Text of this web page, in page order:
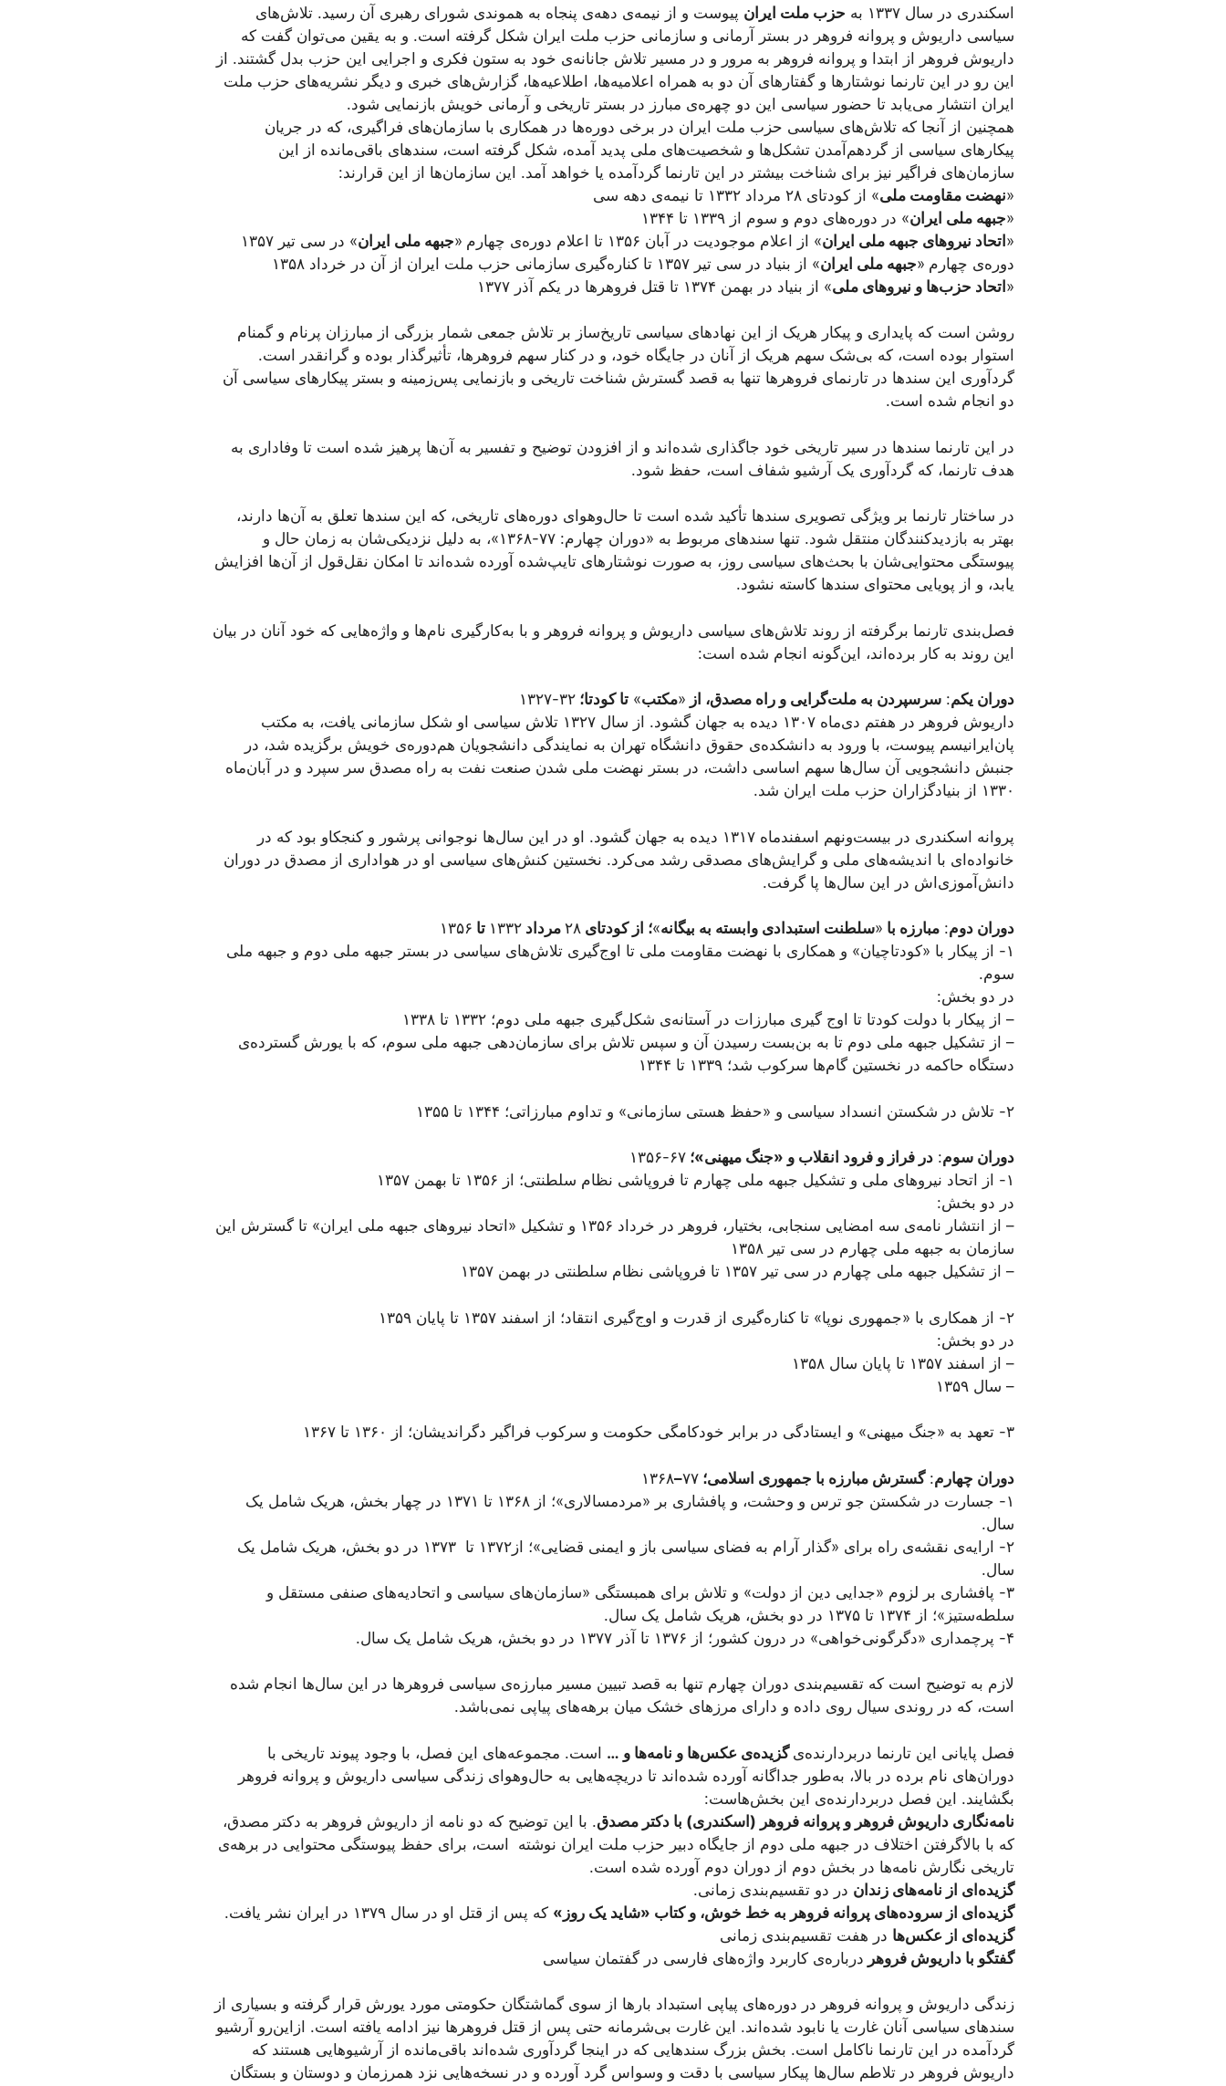
اسکندری در سال ۱۳۳۷ به
حزب ملت ایران پیوست و از نیمه‌ی دهه‌ی پنجاه به هموندی شورای رهبری آن رسید. تلاش‌های
سیاسی داریوش و پروانه فروهر در بستر آرمانی و سازمانی حزب ملت ایران شکل گرفته است. و به یقین می‌توان گفت که
داریوش فروهر از ابتدا و پروانه فروهر به مرور و در مسیر تلاش جانانه‌ی خود به ستون فکری و اجرایی این حزب بدل گشتند. از
این رو در این تارنما نوشتارها و گفتارهای آن دو به همراه اعلامیه‌ها، اطلاعیه‌ها، گزارش‌های خبری و دیگر نشریه‌های حزب ملت
ایران انتشار می‌یابد تا حضور سیاسی این دو چهره‌ی مبارز در بستر تاریخی و آرمانی خویش بازنمایی شود.
همچنین از آنجا که تلاش‌های سیاسی حزب ملت ایران در برخی دوره‌ها در همکاری با سازمان‌های فراگیری، که در جریان
پیکارهای سیاسی از گردهم‌آمدن تشکل‌ها و شخصیت‌های ملی پدید آمده، شکل گرفته است، سندهای باقی‌مانده از این
سازمان‌های فراگیر نیز برای شناخت بیشتر در این تارنما گردآمده یا خواهد آمد. این سازمان‌ها از این قرارند:
«نهضت مقاومت ملی» از کودتای ۲۸ مرداد ۱۳۳۲ تا نیمه‌ی دهه سی
«جبهه ملی ایران» در دوره‌های دوم و سوم از ۱۳۳۹ تا ۱۳۴۴
«اتحاد نیروهای جبهه ملی ایران» از اعلام موجودیت در آبان ۱۳۵۶ تا اعلام دوره‌ی چهارم «جبهه ملی ایران» در سی تیر ۱۳۵۷
دوره‌ی چهارم «جبهه ملی ایران» از بنیاد در سی تیر ۱۳۵۷ تا کناره‌گیری سازمانی حزب ملت ایران از آن در خرداد ۱۳۵۸
«اتحاد حزب‌ها و نیروهای ملی» از بنیاد در بهمن ۱۳۷۴ تا قتل فروهرها در یکم آذر ۱۳۷۷
روشن است که پایداری و پیکار هریک از این نهادهای سیاسی تاریخ‌ساز بر تلاش جمعی شمار بزرگی از مبارزان پرنام و گمنام
استوار بوده است، که بی‌شک سهم هریک از آنان در جایگاه خود، و در کنار سهم فروهرها، تأثیرگذار بوده و گرانقدر است.
گردآوری این سندها در تارنمای فروهرها تنها به قصد گسترش شناخت تاریخی و بازنمایی پس‌زمینه و بستر پیکارهای سیاسی آن
دو انجام شده است.
در این تارنما سندها در سیر تاریخی خود جاگذاری شده‌اند و از افزودن توضیح و تفسیر به آن‌ها پرهیز شده است تا وفاداری به
هدف تارنما، که گردآوری یک آرشیو شفاف است، حفظ شود.
در ساختار تارنما بر ویژگی تصویری سندها تأکید شده است تا حال‌وهوای دوره‌های تاریخی، که این سندها تعلق به آن‌ها دارند،
بهتر به بازدیدکنندگان منتقل شود. تنها سندهای مربوط به «دوران چهارم: ۷۷-۱۳۶۸»، به دلیل نزدیکی‌شان به زمان حال و
پیوستگی محتوایی‌شان با بحث‌های سیاسی روز، به صورت نوشتارهای تایپ‌شده آورده شده‌اند تا امکان نقل‌قول از آن‌ها افزایش
یابد، و از پویایی محتوای سندها کاسته نشود.
فصل‌بندی تارنما برگرفته از روند تلاش‌های سیاسی داریوش و پروانه فروهر و با به‌کارگیری نام‌ها و واژه‌هایی که خود آنان در بیان
این روند به کار برده‌اند، این‌گونه انجام شده است:
دوران یکم: سرسپردن به ملت‌گرایی و راه مصدق، از «مكتب» تا كودتا؛ ۳۲-١٣۲۷
داریوش فروهر در هفتم دی‌ماه ۱۳۰۷ دیده به جهان گشود. از سال ۱۳۲۷ تلاش سیاسی او شکل سازمانی یافت، به مکتب
پان‌ایرانیسم پیوست، با ورود به دانشکده‌ی حقوق دانشگاه تهران به نمایندگی دانشجویان هم‌دوره‌ی خویش برگزیده شد، در
جنبش دانشجویی آن سال‌ها سهم اساسی داشت، در بستر نهضت ملی شدن صنعت نفت به راه مصدق سر سپرد و در آبان‌ماه
۱۳۳۰ از بنیادگزاران حزب ملت ایران شد.
پروانه اسکندری در بیست‌ونهم اسفندماه ۱۳۱۷ دیده به جهان گشود. او در این سال‌ها نوجوانی پرشور و کنجکاو بود که در
خانواده‌ای با اندیشه‌های ملی و گرایش‌های مصدقی رشد می‌کرد. نخستین کنش‌های سیاسی او در هواداری از مصدق در دوران
دانش‌آموزی‌اش در این سال‌ها پا گرفت.
دوران دوم: مبارزه با «سلطنت استبدادی وابسته به بیگانه»؛ از کودتای ۲۸ مرداد ۱۳۳۲ تا ۱۳۵۶
۱- از پیکار با «کودتاچیان» و همکاری با نهضت مقاومت ملی تا اوج‌گیری تلاش‌های سیاسی در بستر جبهه ملی دوم و جبهه ملی
سوم.
در دو بخش:
– از پیکار با دولت کودتا تا اوج گیری مبارزات در آستانه‌ی شکل‌گیری جبهه ملی دوم؛ ۱۳۳۲ تا ۱۳۳۸
– از تشکیل جبهه ملی دوم تا به بن‌بست رسیدن آن و سپس تلاش برای سازمان‌دهی جبهه ملی سوم، که با یورش گسترده‌ی
دستگاه حاکمه در نخستین گام‌ها سرکوب شد؛ ۱۳۳۹ تا ۱۳۴۴
۲- تلاش در شکستن انسداد سیاسی و «حفظ هستی سازمانی» و تداوم مبارزاتی؛ ۱۳۴۴ تا ۱۳۵۵
دوران سوم: در فراز و فرود انقلاب و «جنگ میهنی»؛ ۶۷-۱۳۵۶
۱- از اتحاد نیروهای ملی و تشکیل جبهه ملی چهارم تا فروپاشی نظام سلطنتی؛ از ۱۳۵۶ تا بهمن ۱۳۵۷
در دو بخش:
– از انتشار نامه‌ی سه امضایی سنجابی، بختیار، فروهر در خرداد ۱۳۵۶ و تشکیل «اتحاد نیروهای جبهه ملی ایران» تا گسترش این
سازمان به جبهه ملی چهارم در سی تیر ۱۳۵۸
– از تشکیل جبهه ملی چهارم در سی تیر ۱۳۵۷ تا فروپاشی نظام سلطنتی در بهمن ۱۳۵۷
۲- از همکاری با «جمهوری نوپا» تا کناره‌گیری از قدرت و اوج‌گیری انتقاد؛ از اسفند ۱۳۵۷ تا پایان ۱۳۵۹
در دو بخش:
– از اسفند ۱۳۵۷ تا پایان سال ۱۳۵۸
– سال ۱۳۵۹
۳- تعهد به «جنگ میهنی» و ایستادگی در برابر خودکامگی حکومت و سرکوب فراگیر دگراندیشان؛ از ۱۳۶۰ تا ۱۳۶۷
دوران چهارم:گسترش مبارزه با جمهوری اسلامی؛ ۷۷–۱۳۶۸
۱- جسارت در شکستن جو ترس و وحشت، و پافشاری بر «مردمسالاری»؛ از ۱۳۶۸ تا ۱۳۷۱ در چهار بخش، هریک شامل یک
سال.
۲- ارايه‌ی نقشه‌ی راه برای «گذار آرام به فضای سیاسی باز و ایمنی قضایی»؛ از۱۳۷۲ تا ۱۳۷۳ در دو بخش، هریک شامل یک
سال.
۳- پافشاری بر لزوم «جدایی دین از دولت» و تلاش برای همبستگی «سازمان‌های سیاسی و اتحادیه‌های صنفی مستقل و
سلطه‌ستیز»؛ از ۱۳۷۴ تا ۱۳۷۵ در دو بخش، هریک شامل یک سال.
۴- پرچمدارى «دگرگونى‌‌خواهى» در درون كشور؛ از ۱۳۷۶ تا آذر ۱۳۷۷ در دو بخش، هریک شامل یک سال.
لازم به توضیح است که تقسیم‌بندی دوران چهارم تنها به قصد تبیین مسیر مبارزه‌ی سیاسی فروهرها در این سال‌ها انجام شده
است، که در روندی سیال روی داده و دارای مرزهای خشک میان برهه‌های پیاپی نمی‌باشد.
فصل پایانی این تارنما دربردارنده‌ی گزیده‌ی عکس‌ها و نامه‌ها و … است. مجموعه‌های این فصل، با وجود پیوند تاریخی با
دوران‌های نام برده در بالا، به‌طور جداگانه آورده شده‌اند تا دریچه‌هایی به حال‌وهوای زندگی سیاسی داریوش و پروانه فروهر
بگشایند. این فصل دربردارنده‌ی این بخش‌هاست:
نامه‌نگاری داریوش فروهر و پروانه فروهر (اسکندری) با دکتر مصدق. با این توضیح که دو نامه از داریوش فروهر به دکتر مصدق،
که با بالاگرفتن اختلاف در جبهه ملی دوم از جایگاه دبیر حزب ملت ایران نوشته است، برای حفظ پیوستگی محتوایی در برهه‌ی
تاریخی نگارش نامه‌ها در بخش دوم از دوران دوم آورده شده است.
گزیده‌ای از نامه‌های زندان در دو تقسیم‌بندی زمانی.
گزیده‌ای از سروده‌های پروانه فروهر به خط خوش، و کتاب «شاید یک روز » که پس از قتل او در سال ۱۳۷۹ در ایران نشر یافت.
گزیده‌ای از عکس‌ها در هفت تقسیم‌بندی زمانی
گفتگو با داریوش فروهر درباره‌ی کاربرد واژه‌های فارسی در گفتمان سیاسی
زندگی داریوش و پروانه فروهر در دوره‌های پیاپی استبداد بارها از سوی گماشتگان حکومتی مورد یورش قرار گرفته و بسیاری از
سندهای سیاسی آنان غارت یا نابود شده‌اند. این غارت بی‌شرمانه حتی پس از قتل فروهرها نیز ادامه یافته است. ازاین‌رو آرشیو
گردآمده در این تارنما ناکامل است. بخش بزرگ سندهایی که در اینجا گردآوری شده‌اند باقی‌مانده از آرشیوهایی هستند که
داریوش فروهر در تلاطم سال‌ها پیکار سیاسی با دقت و وسواس گرد آورده و در نسخه‌هایی نزد همرزمان و دوستان و بستگان